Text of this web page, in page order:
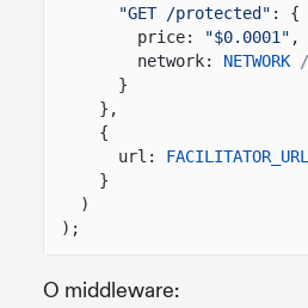
"GET /protected" : {
price:
"$0.0001" ,
network:
NETWORK
}
},
{
url:
FACILITATOR_URL
}
)
);
O middleware: